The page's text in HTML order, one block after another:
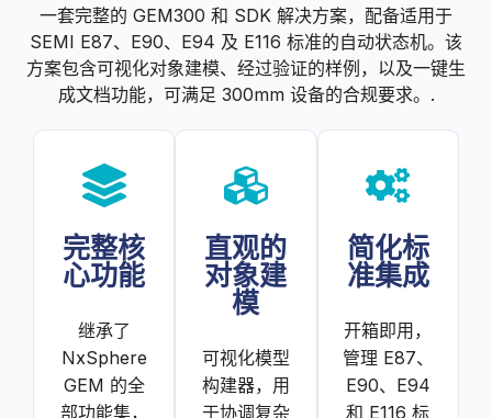
一套完整的 GEM300 和 SDK 解决方案，配备适用于
SEMI E87、E90、E94 及 E116 标准的自动状态机。该
方案包含可视化对象建模、经过验证的样例，以及一键生
成文档功能，可满足 300mm 设备的合规要求。.
完整核
心功能
继承了
NxSphere
GEM 的全
部功能集，
直观的
对象建
模
可视化模型
构建器，用
于协调复杂
简化标
准集成
开箱即用，
管理 E87、
E90、E94
和 E116 标